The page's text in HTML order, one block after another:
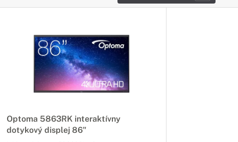
Optoma 5863RK interaktívny
dotykový displej 86"